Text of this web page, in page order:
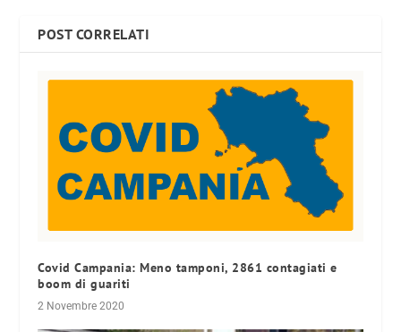
POST CORRELATI
Covid Campania: Meno tamponi, 2861 contagiati e
boom di guariti
2 Novembre 2020